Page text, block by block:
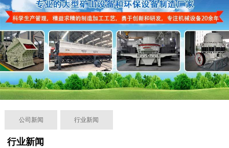
公司新闻 行业新闻
行业新闻